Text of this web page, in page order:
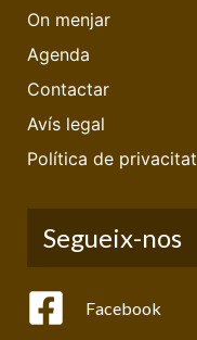
On menjar
Agenda
Contactar
Avís legal
Política de privacitat
Segueix-nos
Facebook